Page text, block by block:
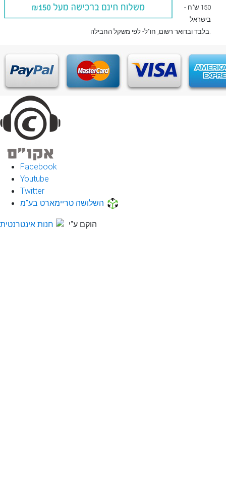
150 ש"ח -
בישראל
בלבדובדואר רשום , חו"ל- לפי משקל החבילה.
Facebook
Youtube
Twitter
השלושה טריימארט בע"מ
הוקם ע"י חנות אינטרנטית